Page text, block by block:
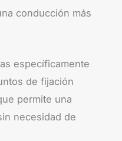
conducción más
específicamente
de fijación
permite una
necesidad de